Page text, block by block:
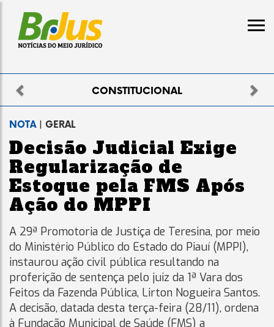
Previous
NOTA| GERAL
Decisão Judicial Exige
Regularização de
Estoque pela FMS Após
Ação do MPPI
A 29ª Promotoria de Justiça de Teresina, por meio
do Ministério Público do Estado do Piauí (MPPI),
instaurou ação civil pública resultando na
proferição de sentença pelo juiz da 1ª Vara dos
Feitos da Fazenda Pública, Lirton Nogueira Santos.
A decisão, datada desta terça-feira (28/11), ordena
à Fundação Municipal de Saúde (FMS) a